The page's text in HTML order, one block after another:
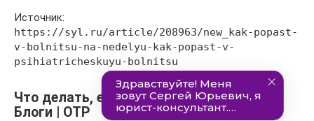
Источник:
https://syl.ru/article/208963/new_kak-popast-
v-bolnitsu-na-nedelyu-kak-popast-v-
psihiatricheskuyu-bolnitsu
Что делать, если не кладут в больницу |
Блоги | ОТР